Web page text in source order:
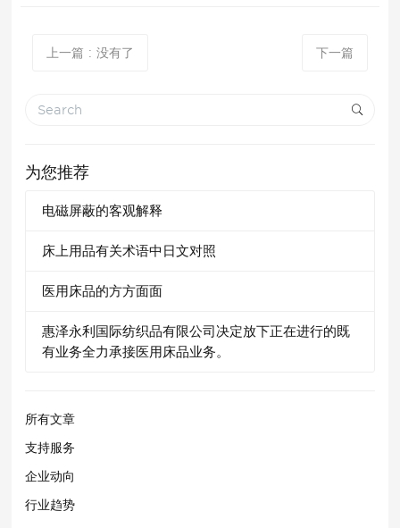
上一篇 : 没有了 下一篇
为您推荐
电磁屏蔽的客观解释
床上用品有关术语中日文对照
医用床品的方方面面
惠泽永利国际纺织品有限公司决定放下正在进行的既
有业务全力承接医用床品业务。
所有文章
支持服务
企业动向
行业趋势